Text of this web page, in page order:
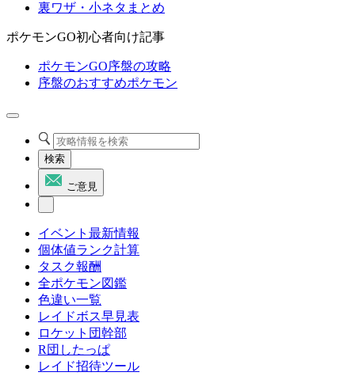
裏ワザ・小ネタまとめ
ポケモンGO初心者向け記事
ポケモンGO序盤の攻略
序盤のおすすめポケモン
検索
ご意見
イベント最新情報
個体値ランク計算
タスク報酬
全ポケモン図鑑
色違い一覧
レイドボス早見表
ロケット団幹部
R団したっぱ
レイド招待ツール